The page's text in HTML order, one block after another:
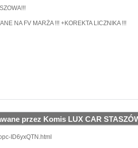
NA FV MARŻA !!! +KOREKTA LICZNIKA !!!
przez Komis LUX CAR
ID6yxQTN.html